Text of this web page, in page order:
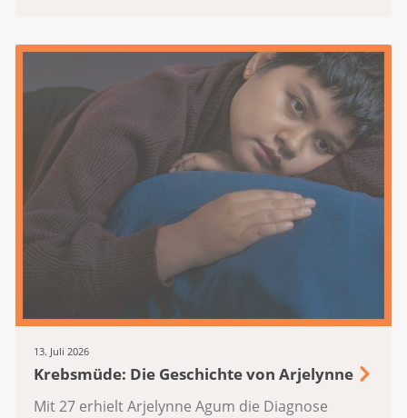
13. Juli 2026
Krebsmüde: Die Geschichte von Arjelynne
Mit 27 erhielt Arjelynne Agum die Diagnose